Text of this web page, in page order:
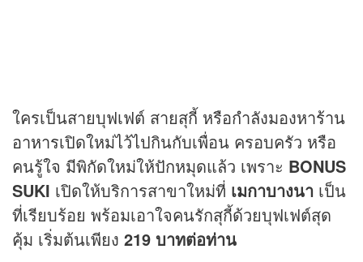
ใครเป็นสายบุฟเฟต์ สายสุกี้ หรือกำลังมองหาร้าน
อาหารเปิดใหม่ไว้ไปกินกับเพื่อน ครอบครัว หรือ
คนรู้ใจ มีพิกัดใหม่ให้ปักหมุดแล้ว เพราะ BONUS
SUKI เปิดให้บริการสาขาใหม่ที่ เมกาบางนา เป็น
ที่เรียบร้อย พร้อมเอาใจคนรักสุกี้ด้วยบุฟเฟต์สุด
คุ้ม เริ่มต้นเพียง 219 บาทต่อท่าน